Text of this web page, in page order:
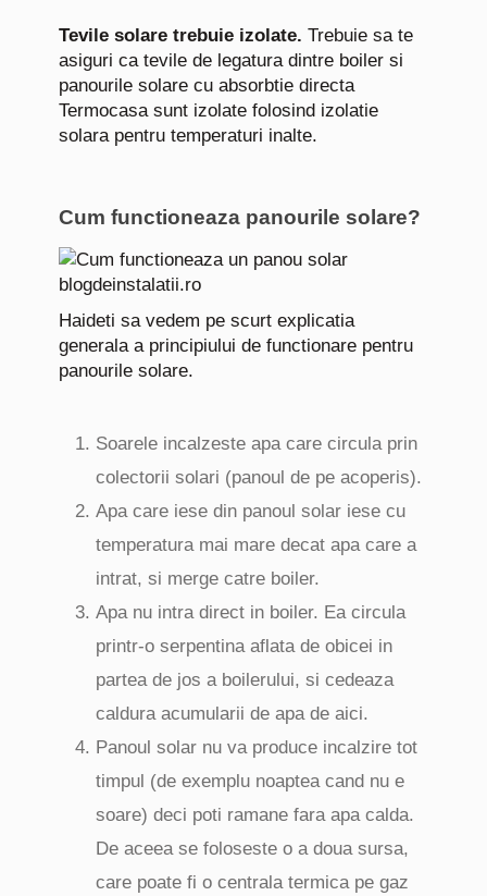
Tevile solare trebuie izolate. Trebuie sa te
asiguri ca tevile de legatura dintre boiler si
panourile solare cu absorbtie directa
Termocasa sunt izolate folosind izolatie
solara pentru temperaturi inalte.
Cum functioneaza panourile solare?
Haideti sa vedem pe scurt explicatia
generala a principiului de functionare pentru
panourile solare.
Soarele incalzeste apa care circula prin
colectorii solari (panoul de pe acoperis).
Apa care iese din panoul solar iese cu
temperatura mai mare decat apa care a
intrat, si merge catre boiler.
Apa nu intra direct in boiler. Ea circula
printr-o serpentina aflata de obicei in
partea de jos a boilerului, si cedeaza
caldura acumularii de apa de aici.
Panoul solar nu va produce incalzire tot
timpul (de exemplu noaptea cand nu e
soare) deci poti ramane fara apa calda.
De aceea se foloseste o a doua sursa,
care poate fi o centrala termica pe gaz